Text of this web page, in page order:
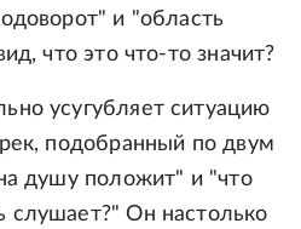
и "область
что это что-то значит?
усугубляет ситуацию
подобранный по двум
душу положит" и "что
слушает?" Он настолько